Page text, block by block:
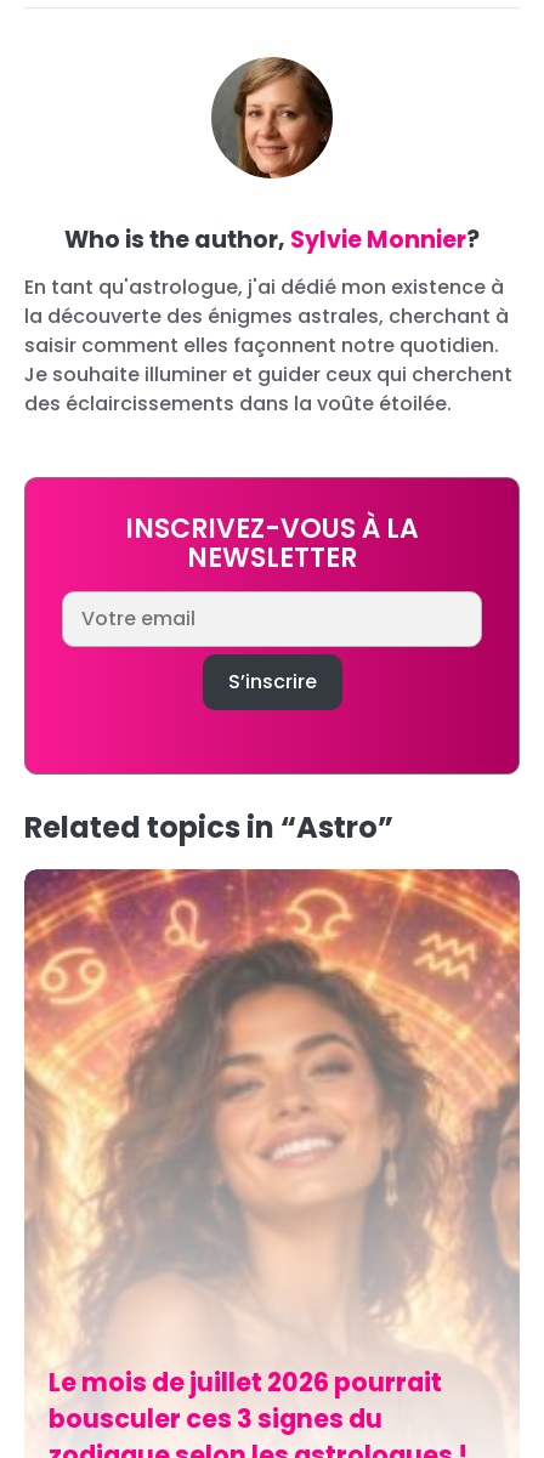
Who is the author, Sylvie Monnier?
En tant qu'astrologue, j'ai dédié mon existence à
la découverte des énigmes astrales, cherchant à
saisir comment elles façonnent notre quotidien.
Je souhaite illuminer et guider ceux qui cherchent
des éclaircissements dans la voûte étoilée.
INSCRIVEZ-VOUS À LA
NEWSLETTER
Related topics in “Astro”
Le mois de juillet 2026 pourrait
bousculer ces 3 signes du